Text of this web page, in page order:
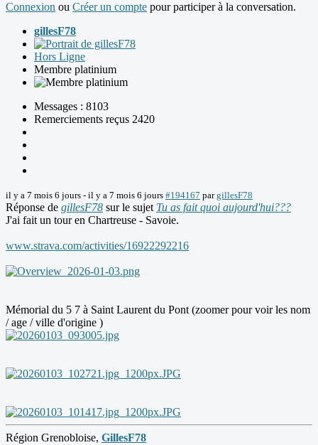
Connexion ou Créer un compte pour participer à la conversation.
gillesF78
Hors Ligne
Membre platinium
Messages : 8103
Remerciements reçus 2420
il y a 7 mois 6 jours - il y a 7 mois 6 jours #194167 pargillesF78
Réponse de gillesF78 sur le sujet Tu as fait quoi aujourd'hui???
J'ai fait un tour en Chartreuse - Savoie.
www.strava.com/activities/16922292216
Mémorial du 5 7 à Saint Laurent du Pont (zoomer pour voir les nom
/ age / ville d'origine )
Région Grenobloise, GillesF78